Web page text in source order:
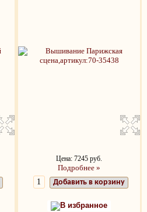
Цена: 7245 руб.
Подробнее »
Добавить в корзину
В избранное